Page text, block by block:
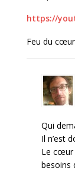
https://
Feu du
Qui
Il n’est
Le cœur
besoins